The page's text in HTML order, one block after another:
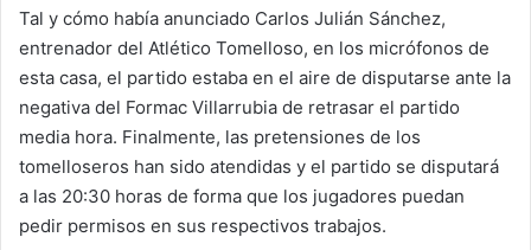
Tal y cómo había anunciado Carlos Julián Sánchez,
entrenador del Atlético Tomelloso, en los micrófonos de
esta casa, el partido estaba en el aire de disputarse ante la
negativa del Formac Villarrubia de retrasar el partido
media hora. Finalmente, las pretensiones de los
tomelloseros han sido atendidas y el partido se disputará
a las 20:30 horas de forma que los jugadores puedan
pedir permisos en sus respectivos trabajos.